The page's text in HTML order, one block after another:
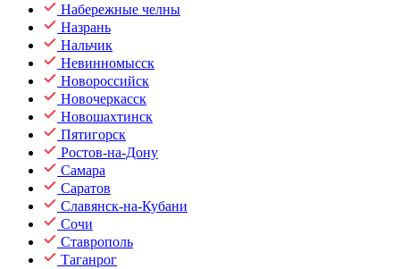
Набережные челны
Назрань
Нальчик
Невинномысск
Новороссийск
Новочеркасск
Новошахтинск
Пятигорск
Ростов-на-Дону
Самара
Саратов
Славянск-на-Кубани
Сочи
Ставрополь
Таганрог